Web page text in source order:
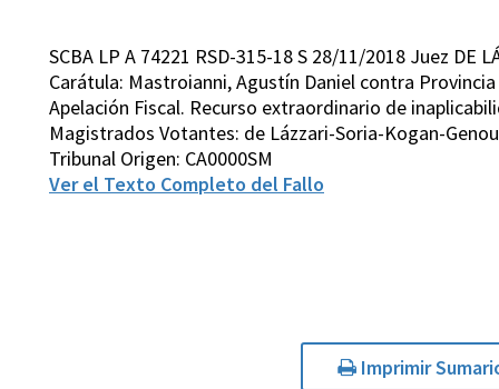
SCBA LP A 74221 RSD-315-18 S 28/11/2018 Juez DE
Carátula: Mastroianni, Agustín Daniel contra
Apelación Fiscal. Recurso extraordinario de
Magistrados Votantes: de Lázzari-Soria-Kogan-
Tribunal Origen: CA0000SM
Ver el Texto Completo del Fallo
Imprimir